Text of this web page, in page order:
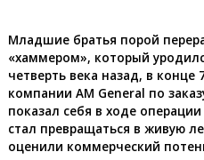
Младшие братья порой
«хаммером», который
четверть века назад, в
компании AM General по
показал себя в ходе
стал превращаться в живую
оценили коммерческий